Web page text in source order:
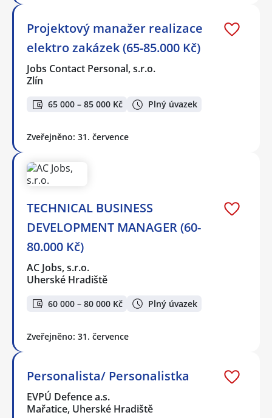
Projektový manažer realizace
elektro zakázek (65-85.000 Kč)
Jobs Contact Personal, s.r.o.
Zlín
65 000 – 85 000 Kč Plný úvazek
Zveřejněno: 31. července
TECHNICAL BUSINESS
DEVELOPMENT MANAGER (60-
80.000 Kč)
AC Jobs, s.r.o.
Uherské Hradiště
60 000 – 80 000 Kč Plný úvazek
Zveřejněno: 31. července
Personalista/ Personalistka
EVPÚ Defence a.s.
Mařatice, Uherské Hradiště